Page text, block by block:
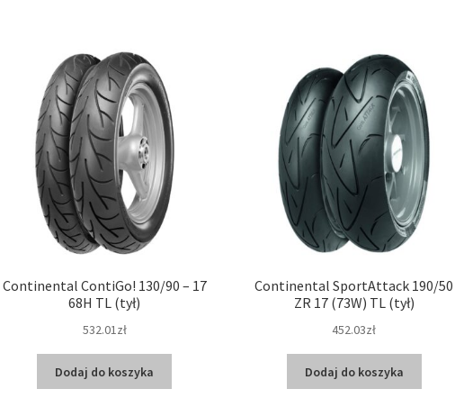
Continental ContiGo! 130/90 – 17
68H TL (tył)
532.01zł
Dodaj do koszyka
Continental SportAttack 190/50
ZR 17 (73W) TL (tył)
452.03zł
Dodaj do koszyka